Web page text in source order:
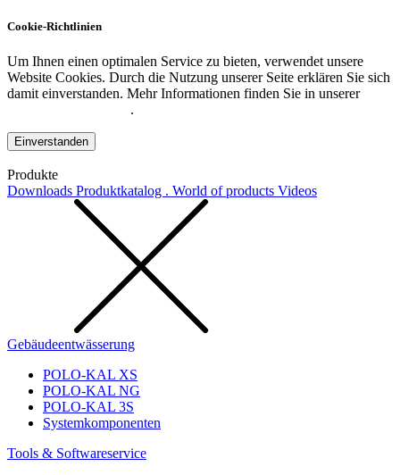
Cookie-Richtlinien
Um Ihnen einen optimalen Service zu bieten, verwendet unsere
Website Cookies. Durch die Nutzung unserer Seite erklären Sie sich
damit einverstanden. Mehr Informationen finden Sie in unserer
.
Einverstanden
Produkte
Downloads Produktkatalog . World of products Videos
Gebäudeentwässerung
POLO-KAL XS
POLO-KAL NG
POLO-KAL 3S
Systemkomponenten
Tools & Softwareservice